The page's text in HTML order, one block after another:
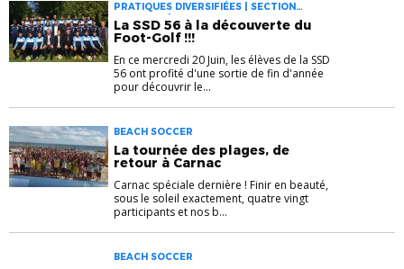
PRATIQUES DIVERSIFIÉES | SECTION
SPORTIVE | SSD
La SSD 56 à la découverte du
Foot-Golf !!!
En ce mercredi 20 Juin, les élèves de la SSD
56 ont profité d'une sortie de fin d'année
pour découvrir le...
BEACH SOCCER
La tournée des plages, de
retour à Carnac
Carnac spéciale dernière ! Finir en beauté,
sous le soleil exactement, quatre vingt
participants et nos b...
BEACH SOCCER